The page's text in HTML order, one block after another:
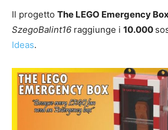
Il progetto The LEGO Emergency Box
SzegoBalint16 raggiunge i 10.000
Ideas.